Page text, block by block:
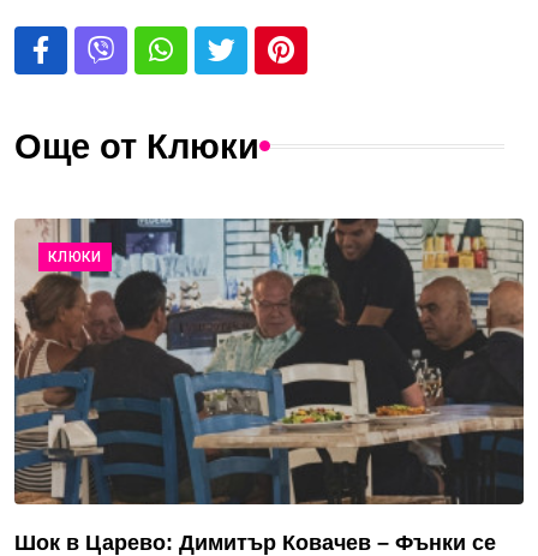
Още от Клюки
КЛЮКИ
Шок в Царево: Димитър Ковачев – Фънки се